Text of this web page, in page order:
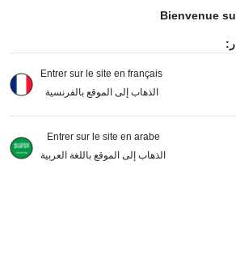
Bienvenue
Entrer sur le site en français
الذهاب إلى الموقع بالفرنسية
Entrer sur le site en arabe
الذهاب إلى الموقع باللغة العربية